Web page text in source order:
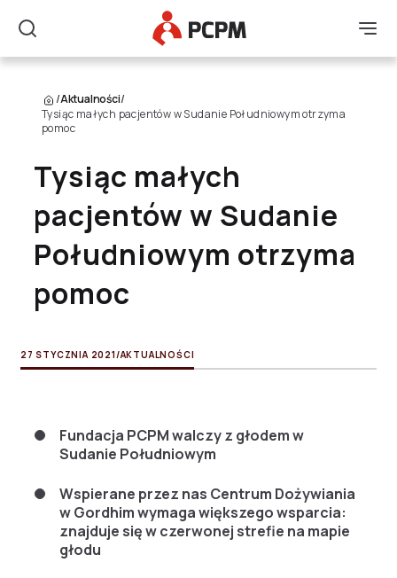
Szukaj
Główne Logo
/Aktualności/
Tysiąc małych pacjentów w Sudanie Południowym otrzyma
pomoc
Tysiąc małych
pacjentów w Sudanie
Południowym otrzyma
pomoc
27 STYCZNIA 2021 /AKTUALNOŚCI
Fundacja PCPM walczy z głodem w
Sudanie Południowym
Wspierane przez nas Centrum Dożywiania
w Gordhim wymaga większego wsparcia:
znajduje się w czerwonej strefie na mapie
głodu